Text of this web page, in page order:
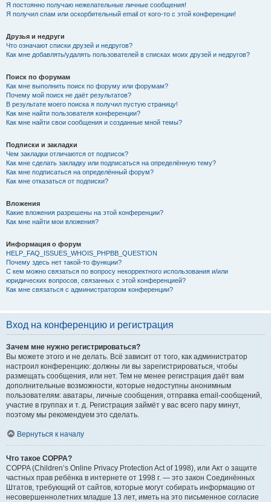
Я постоянно получаю нежелательные личные сообщения!
Я получил спам или оскорбительный email от кого-то с этой конференции!
Друзья и недруги
Что означают списки друзей и недругов?
Как мне добавлять/удалять пользователей в списках моих друзей и недругов?
Поиск по форумам
Как мне выполнить поиск по форуму или форумам?
Почему мой поиск не даёт результатов?
В результате моего поиска я получил пустую страницу!
Как мне найти пользователя конференции?
Как мне найти свои сообщения и созданные мной темы?
Подписки и закладки
Чем закладки отличаются от подписок?
Как мне сделать закладку или подписаться на определённую тему?
Как мне подписаться на определённый форум?
Как мне отказаться от подписки?
Вложения
Какие вложения разрешены на этой конференции?
Как мне найти мои вложения?
Информация о форум
HELP_FAQ_ISSUES_WHOIS_PHPBB_QUESTION
Почему здесь нет такой-то функции?
С кем можно связаться по вопросу некорректного использования и/или
юридических вопросов, связанных с этой конференцией?
Как мне связаться с администратором конференции?
Вход на конференцию и регистрация
Зачем мне нужно регистрироваться?
Вы можете этого и не делать. Всё зависит от того, как администратор
настроил конференцию: должны ли вы зарегистрироваться, чтобы
размещать сообщения, или нет. Тем не менее регистрация даёт вам
дополнительные возможности, которые недоступны анонимным
пользователям: аватары, личные сообщения, отправка email-сообщений,
участие в группах и т. д. Регистрация займёт у вас всего пару минут,
поэтому мы рекомендуем это сделать.
Вернуться к началу
Что такое COPPA?
COPPA (Children’s Online Privacy Protection Act of 1998), или Акт о защите
частных прав ребёнка в интернете от 1998 г. — это закон Соединённых
Штатов, требующий от сайтов, которые могут собирать информацию от
несовершеннолетних младше 13 лет, иметь на это письменное согласие